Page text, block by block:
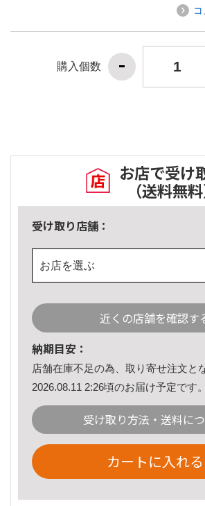
購入個数
お店で受け
（送料無料
受け取り店舗：
お店を選ぶ
近くの店舗を確認す
納期目安：
店舗在庫不足の為、取り寄せ注文と
2026.08.11 2:26頃のお届け予定です。
受け取り方法・送料に
カートに入れる